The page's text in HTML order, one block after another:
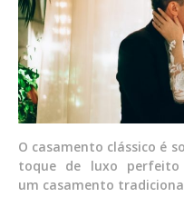
O casamento clássico é
toque de luxo perfeito
um casamento